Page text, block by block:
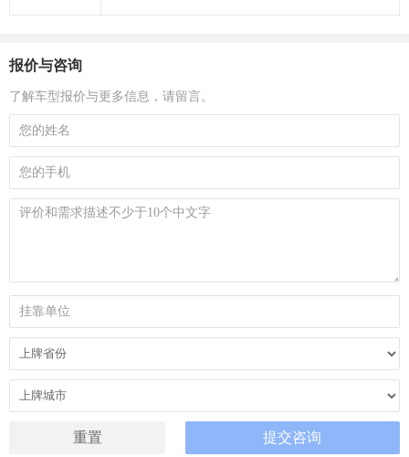
报价与咨询
了解车型报价与更多信息，请留言。